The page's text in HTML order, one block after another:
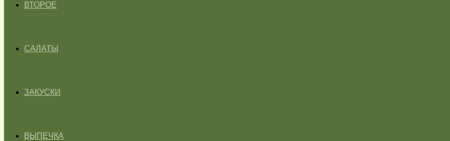
ВТОРОЕ
САЛАТЫ
ЗАКУСКИ
ВЫПЕЧКА